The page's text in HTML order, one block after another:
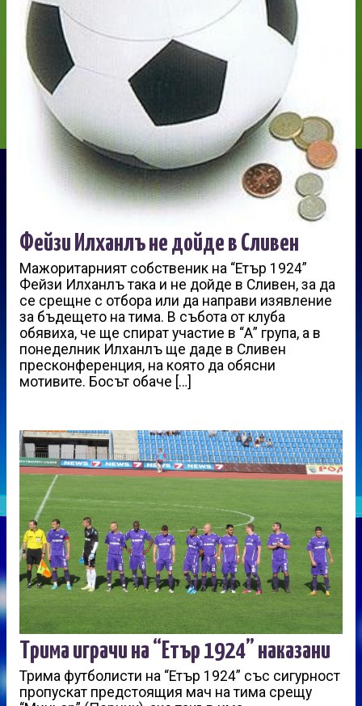
Фейзи Илханлъ не дойде в Сливен
Мажоритарният собственик на “Етър 1924”
Фейзи Илханлъ така и не дойде в Сливен, за да
се срещне с отбора или да направи изявление
за бъдещето на тима. В събота от клуба
обявиха, че ще спират участие в “А” група, а в
понеделник Илханлъ ще даде в Сливен
пресконференция, на която да обясни
мотивите. Босът обаче […]
Трима играчи на “Етър 1924” наказани
Трима футболисти на “Етър 1924” със сигурност
пропускат предстоящия мач на тима срещу